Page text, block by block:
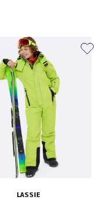
LASSIE